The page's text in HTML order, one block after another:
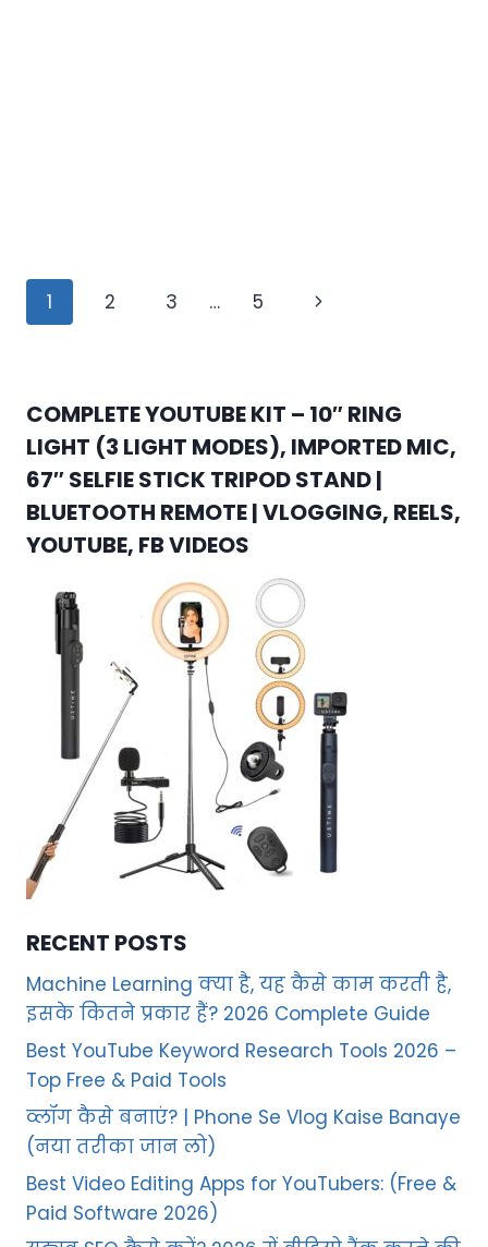
Page
1 2 3 … 5
Next
COMPLETE YOUTUBE KIT – 10″ RING
LIGHT (3 LIGHT MODES), IMPORTED MIC,
67″ SELFIE STICK TRIPOD STAND |
BLUETOOTH REMOTE | VLOGGING, REELS,
YOUTUBE, FB VIDEOS
RECENT POSTS
Machine Learning क्या है, यह कैसे काम करती है,
इसके कितने प्रकार हैं? 2026 Complete Guide
Best YouTube Keyword Research Tools 2026 –
Top Free & Paid Tools
व्लॉग कैसे बनाएं? | Phone Se Vlog Kaise Banaye
(नया तरीका जान लो)
Best Video Editing Apps for YouTubers: (Free &
Paid Software 2026)